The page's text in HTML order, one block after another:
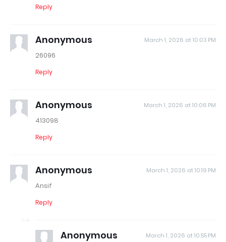
Reply
Anonymous March 1, 2026 at 10:03 PM
26096
Reply
Anonymous March 1, 2026 at 10:06 PM
413098
Reply
Anonymous March 1, 2026 at 10:19 PM
Ansif
Reply
Anonymous March 1, 2026 at 10:55 PM